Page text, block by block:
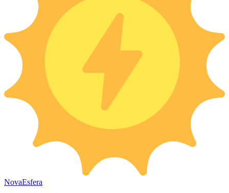
NovaEsfera